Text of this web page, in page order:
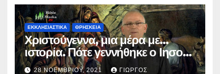
ΕΚΚΛΗΣΙΑΣΤΙΚΑ ΘΡΗΣΚΕΙΑ
Χριστούγεννα, μια μέρα με…
ιστορία. Πότε γεννήθηκε ο Ιησούς
Χριστός; (Βίντεο).
28 ΝΟΕΜΒΡΊΟΥ, 2021 ΓΙΏΡΓΟΣ